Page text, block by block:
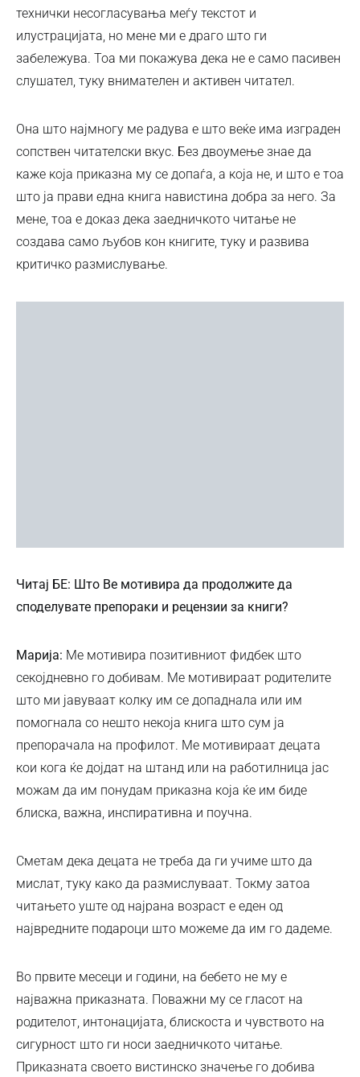
технички несогласувања меѓу текстот и
илустрацијата, но мене ми е драго што ги
забележува. Тоа ми покажува дека не е само пасивен
слушател, туку внимателен и активен читател.
Она што најмногу ме радува е што веќе има изграден
сопствен читателски вкус. Без двоумење знае да
каже која приказна му се допаѓа, а која не, и што е тоа
што ја прави една книга навистина добра за него. За
мене, тоа е доказ дека заедничкото читање не
создава само љубов кон книгите, туку и развива
критичко размислување.
Читај БЕ: Што Ве мотивира да продолжите да
споделувате препораки и рецензии за книги?
Марија: Ме мотивира позитивниот фидбек што
секојдневно го добивам. Ме мотивираат родителите
што ми јавуваат колку им се допаднала или им
помогнала со нешто некоја книга што сум ја
препорачала на профилот. Ме мотивираат децата
кои кога ќе дојдат на штанд или на работилница јас
можам да им понудам приказна која ќе им биде
блиска, важна, инспиративна и поучна.
Сметам дека децата не треба да ги учиме што да
мислат, туку како да размислуваат. Токму затоа
читањето уште од најрана возраст е еден од
највредните подароци што можеме да им го дадеме.
Во првите месеци и години, на бебето не му е
најважна приказната. Поважни му се гласот на
родителот, интонацијата, блискоста и чувството на
сигурност што ги носи заедничкото читање.
Приказната своето вистинско значење го добива